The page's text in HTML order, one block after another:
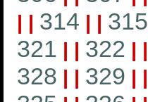
| | 314 | | 315
321 | | 322 | |
328 | | 329 | |